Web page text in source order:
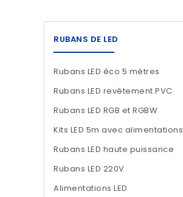
RUBANS DE LED
Rubans LED éco 5 mètres
Rubans LED revêtement PVC
Rubans LED RGB et RGBW
Kits LED 5m avec alimentations
Rubans LED haute puissance
Rubans LED 220V
Alimentations LED